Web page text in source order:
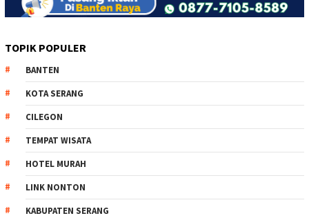
TOPIK POPULER
BANTEN
KOTA SERANG
CILEGON
TEMPAT WISATA
HOTEL MURAH
LINK NONTON
KABUPATEN SERANG